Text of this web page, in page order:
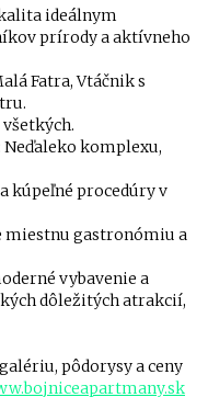
ideálnym
prírody a aktívneho
Fatra, Vtáčnik s
Neďaleko komplexu,
kúpeľné procedúry v
miestnu gastronómiu a
vybavenie a
dôležitých atrakcií,
pôdorysy a ceny